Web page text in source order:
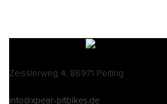
Zeisslerweg 4, 86971 Peiting
info@xpear-pitbikes.de